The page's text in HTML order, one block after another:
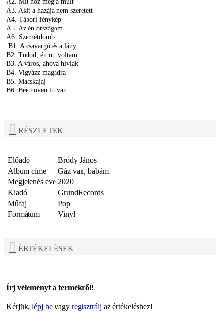
A2. Mit hoz még a múlt
A3. Akit a hazája nem szeretett
A4. Tábori fénykép
A5. Az én országom
A6. Szemétdomb
B1. A csavargó és a lány
B2. Tudod, én ott voltam
B3. A város, ahova hívlak
B4. Vigyázz magadra
B5. Macskajaj
B6. Beethoven itt van
RÉSZLETEK
Előadó
Bródy János
Album címe
Gáz van, babám!
Megjelenés éve 2020
Kiadó
GrundRecords
Műfaj
Pop
Formátum
Vinyl
ÉRTÉKELÉSEK
Írj véleményt a termékről!
Kérjük, lépj be vagy regisztrálj az értékeléshez!